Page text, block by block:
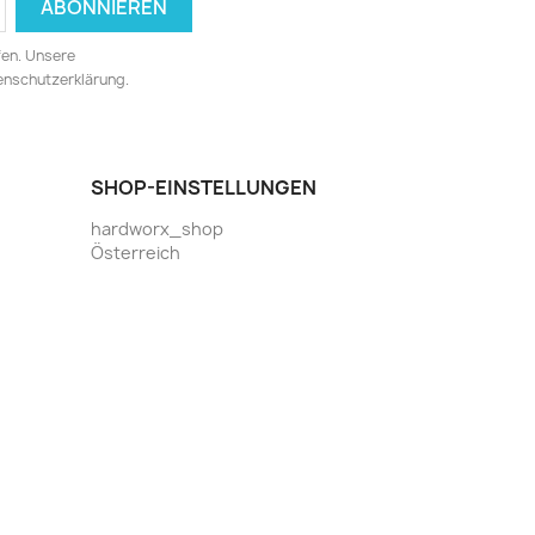
Unsere
SHOP-EINSTELLUNGEN
hardworx_shop
Österreich